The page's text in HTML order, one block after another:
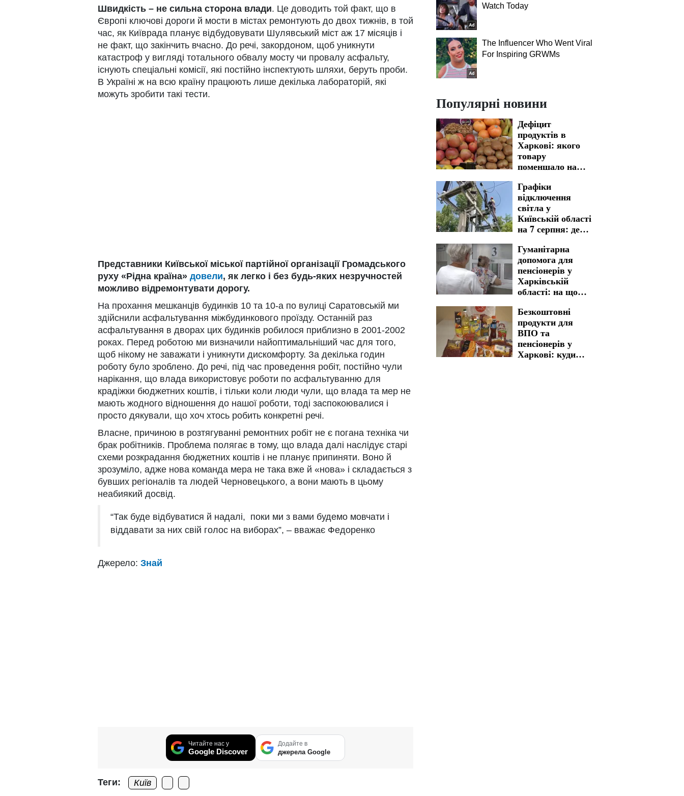
Швидкість – не сильна сторона влади. Це доводить той факт, що в
Європі ключові дороги й мости в містах ремонтують до двох тижнів, в той
час, як Київрада планує відбудовувати Шулявський міст аж 17 місяців і
не факт, що закінчить вчасно. До речі, закордоном, щоб уникнути
катастроф у вигляді тотального обвалу мосту чи провалу асфальту,
існують спеціальні комісії, які постійно інспектують шляхи, беруть проби.
В Україні ж на всю країну працюють лише декілька лабораторій, які
можуть зробити такі тести.
Представники Київської міської партійної організації Громадського
руху «Рідна країна» довели, як легко і без будь-яких незручностей
можливо відремонтувати дорогу.
На прохання мешканців будинків 10 та 10-а по вулиці Саратовській ми
здійснили асфальтування міжбудинкового проїзду. Останній раз
асфальтування в дворах цих будинків робилося приблизно в 2001-2002
роках. Перед роботою ми визначили найоптимальніший час для того,
щоб нікому не заважати і уникнути дискомфорту. За декілька годин
роботу було зроблено. До речі, під час проведення робіт, постійно чули
нарікання, що влада використовує роботи по асфальтуванню для
крадіжки бюджетних коштів, і тільки коли люди чули, що влада та мер не
мають жодного відношення до нашої роботи, тоді заспокоювалися і
просто дякували, що хоч хтось робить конкретні речі.
Власне, причиною в розтягуванні ремонтних робіт не є погана техніка чи
брак робітників. Проблема полягає в тому, що влада далі наслідує старі
схеми розкрадання бюджетних коштів і не планує припиняти. Воно й
зрозуміло, адже нова команда мера не така вже й «нова» і складається з
бувших регіоналів та людей Черновецького, а вони мають в цьому
неабиякий досвід.
“Так буде відбуватися й надалі, поки ми з вами будемо мовчати і
віддавати за них свій голос на виборах”, – вважає Федоренко
Джерело: Знай
Читайте нас у
Google Discover
Додайте в
джерела Google
Теги: Київ
Watch Today
The Influencer Who Went Viral
For Inspiring GRWMs
Популярні новини
Дефіцит
продуктів в
Харкові: якого
товару
поменшало на
магазинів
Графіки
відключення
світла у
Київській області
на 7 серпня: де
готовими до
тривалих
незручностей
Гуманітарна
допомога для
пенсіонерів у
Харківській
області: на що
розраховувати
українцям
Безкоштовні
продукти для
ВПО та
пенсіонерів у
Харкові: куди